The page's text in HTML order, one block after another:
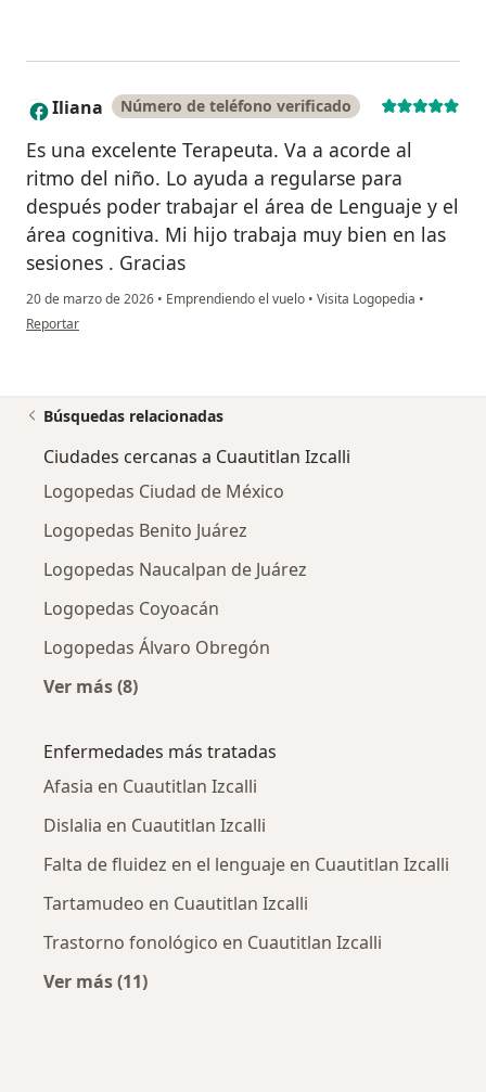
I Iliana Número de teléfono verificado
Es una excelente Terapeuta. Va a acorde al
ritmo del niño. Lo ayuda a regularse para
después poder trabajar el área de Lenguaje y el
área cognitiva. Mi hijo trabaja muy bien en las
sesiones . Gracias
20 de marzo de 2026 • Emprendiendo el vuelo • Visita Logopedia •
en opinión del usuario Iliana
Reportar
Búsquedas relacionadas
Ciudades cercanas a Cuautitlan Izcalli
Logopedas Ciudad de México
Logopedas Benito Juárez
Logopedas Naucalpan de Juárez
Logopedas Coyoacán
Logopedas Álvaro Obregón
Ver más (8)
Enfermedades más tratadas
Afasia en Cuautitlan Izcalli
Dislalia en Cuautitlan Izcalli
Falta de fluidez en el lenguaje en Cuautitlan Izcalli
Tartamudeo en Cuautitlan Izcalli
Trastorno fonológico en Cuautitlan Izcalli
Ver más (11)